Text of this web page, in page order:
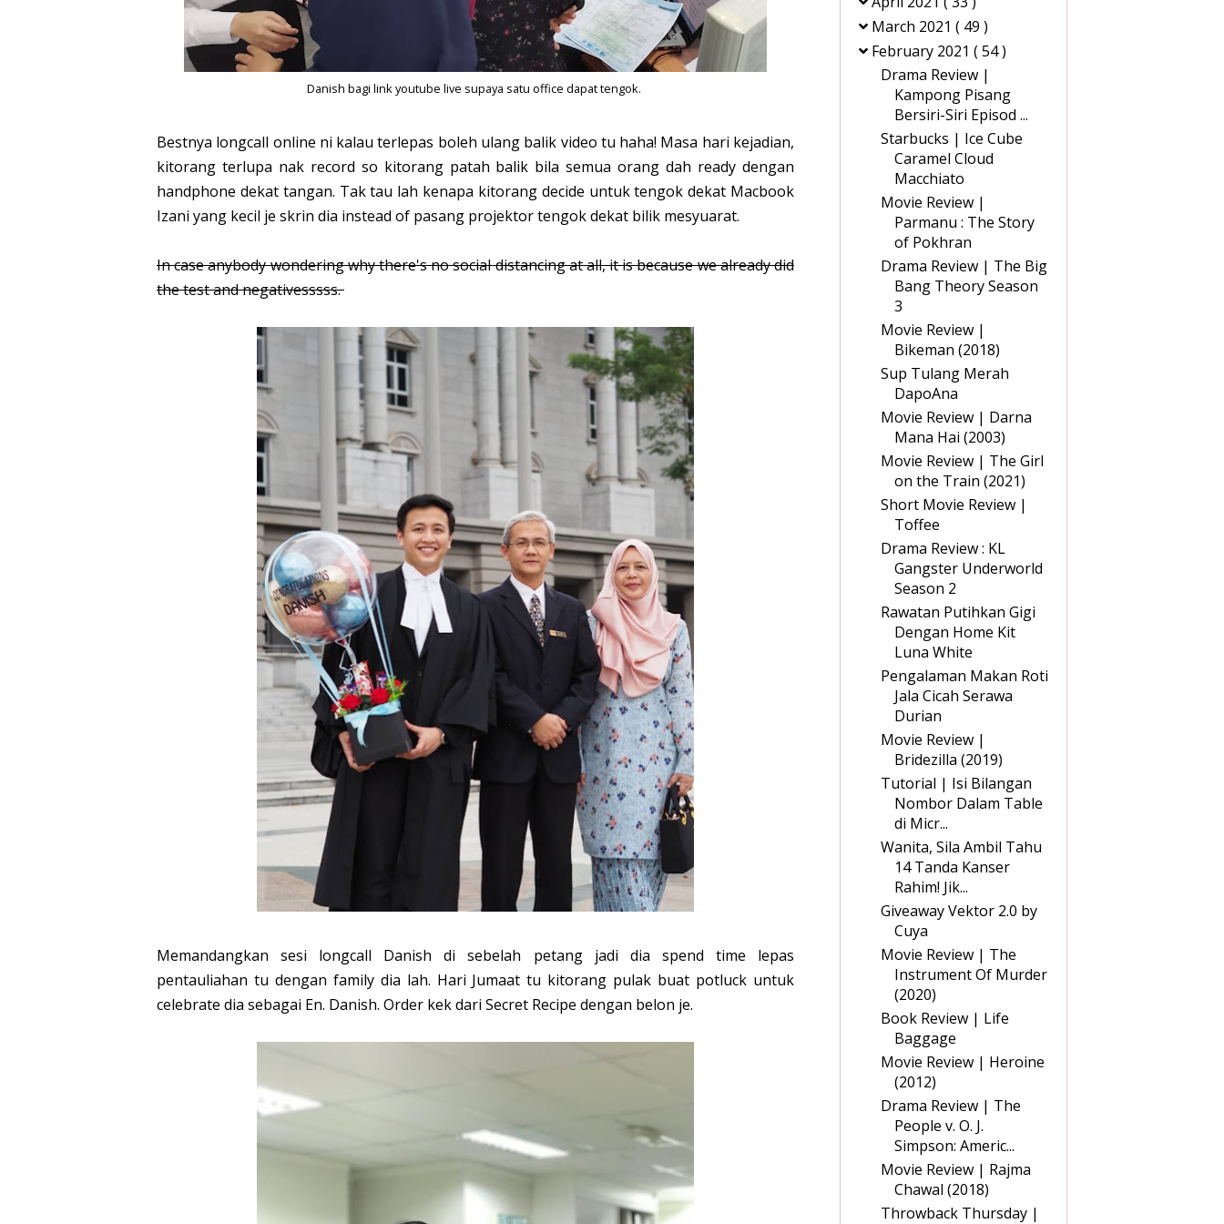
Danish bagi link youtube live supaya satu office dapat tengok.
Bestnya longcall online ni kalau terlepas boleh ulang balik video tu haha! Masa hari kejadian,
kitorang terlupa nak record so kitorang patah balik bila semua orang dah ready dengan
handphone dekat tangan. Tak tau lah kenapa kitorang decide untuk tengok dekat Macbook
Izani yang kecil je skrin dia instead of pasang projektor tengok dekat bilik mesyuarat.
In case anybody wondering why there's no social distancing at all, it is because we already did
the test and negativesssss.
Memandangkan sesi longcall Danish di sebelah petang jadi dia spend time lepas
pentauliahan tu dengan family dia lah. Hari Jumaat tu kitorang pulak buat potluck untuk
celebrate dia sebagai En. Danish. Order kek dari Secret Recipe dengan belon je.
March 2021 ( 49 )
February 2021 ( 54 )
Drama Review |
Kampong Pisang
Bersiri-Siri Episod ...
Starbucks | Ice Cube
Caramel Cloud
Macchiato
Movie Review |
Parmanu : The Story
of Pokhran
Drama Review | The Big
Bang Theory Season
3
Movie Review |
Bikeman (2018)
Sup Tulang Merah
DapoAna
Movie Review | Darna
Mana Hai (2003)
Movie Review | The Girl
on the Train (2021)
Short Movie Review |
Toffee
Drama Review : KL
Gangster Underworld
Season 2
Rawatan Putihkan Gigi
Dengan Home Kit
Luna White
Pengalaman Makan Roti
Jala Cicah Serawa
Durian
Movie Review |
Bridezilla (2019)
Tutorial | Isi Bilangan
Nombor Dalam Table
di Micr...
Wanita, Sila Ambil Tahu
14 Tanda Kanser
Rahim! Jik...
Giveaway Vektor 2.0 by
Cuya
Movie Review | The
Instrument Of Murder
(2020)
Book Review | Life
Baggage
Movie Review | Heroine
(2012)
Drama Review | The
People v. O. J.
Simpson: Americ...
Movie Review | Rajma
Chawal (2018)
Throwback Thursday |